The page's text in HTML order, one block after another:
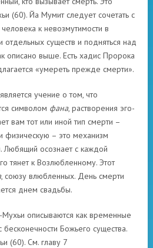
(60). Йа Мумит следует сочетать с
к невозмутимости в
существ и подняться над
описано выше. Есть хадис Пророка
«умереть прежде смерти».
учение о том, что
символом фана, растворения эго-
вам тот или иной тип смерти –
физическую – это механизм
Любящий осознает с каждой
тянет к Возлюбленному. Этот
, союзу влюбленных. День смерти
днем ​​свадьбы.
описываются как временные
бесконечности Божьего существа.
(60). См. главу 7